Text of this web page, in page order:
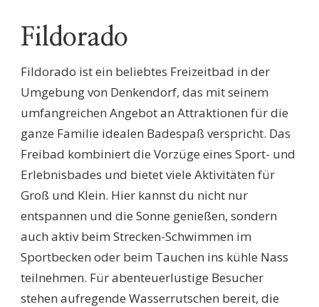
Fildorado
Fildorado ist ein beliebtes Freizeitbad in der
Umgebung von Denkendorf, das mit seinem
umfangreichen Angebot an Attraktionen für die
ganze Familie idealen Badespaß verspricht. Das
Freibad kombiniert die Vorzüge eines Sport- und
Erlebnisbades und bietet viele Aktivitäten für
Groß und Klein. Hier kannst du nicht nur
entspannen und die Sonne genießen, sondern
auch aktiv beim Strecken-Schwimmen im
Sportbecken oder beim Tauchen ins kühle Nass
teilnehmen. Für abenteuerlustige Besucher
stehen aufregende Wasserrutschen bereit, die